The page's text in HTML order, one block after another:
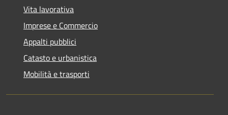
Vita lavorativa
Imprese e Commercio
Appalti pubblici
Catasto e urbanistica
Mobilità e trasporti